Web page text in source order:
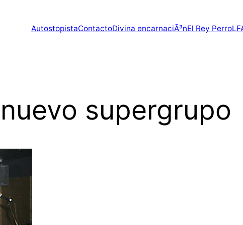
AutostopistaContactoDivina encarnaciÃ³nEl Rey Perro
supergrupo